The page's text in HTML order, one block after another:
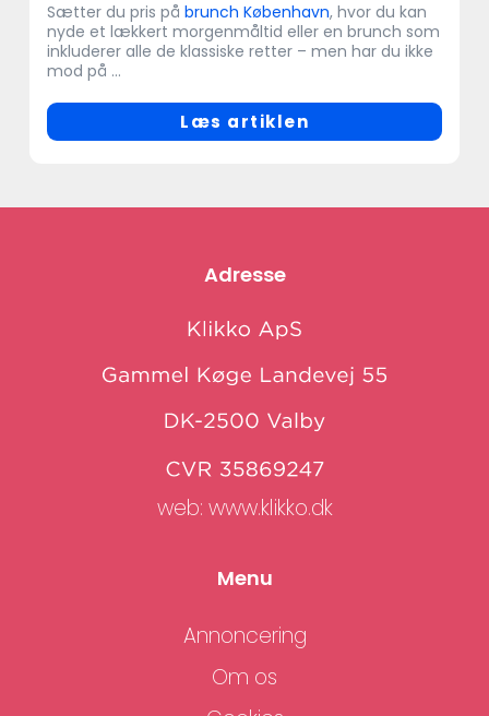
Sætter du pris på brunch København, hvor du kan
nyde et lækkert morgenmåltid eller en brunch som
inkluderer alle de klassiske retter – men har du ikke
mod på ...
Læs artiklen
Adresse
web: www.klikko.dk
Menu
Annoncering
Om os